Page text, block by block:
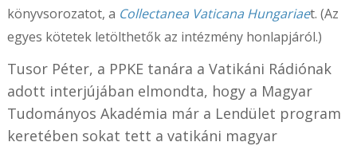
könyvsorozatot, a Collectanea Vaticana Hungariaet. (Az
egyes kötetek letölthetők az intézmény honlapjáról.)
Tusor Péter, a PPKE tanára a Vatikáni Rádiónak
adott interjújában elmondta, hogy a Magyar
Tudományos Akadémia már a Lendület program
keretében sokat tett a vatikáni magyar